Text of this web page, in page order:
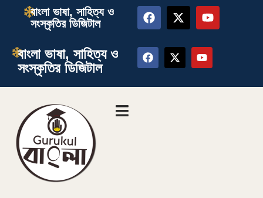
বাংলা ভাষা, সাহিত্য ও
সংস্কৃতির ডিজিটাল
বাংলা ভাষা, সাহিত্য ও
সংস্কৃতির ডিজিটাল